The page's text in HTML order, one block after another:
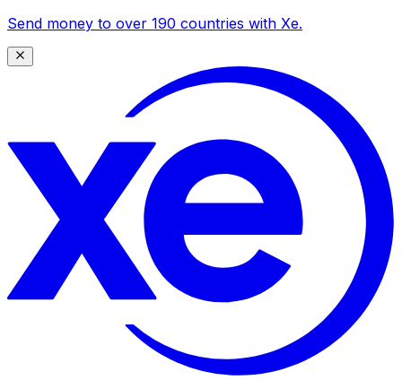
Send money to over 190 countries with Xe.